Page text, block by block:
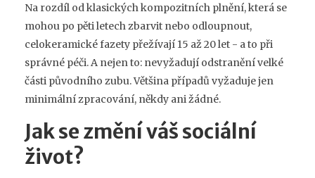
Na rozdíl od klasických kompozitních plnění, která se
mohou po pěti letech zbarvit nebo odloupnout,
celokeramické fazety přežívají 15 až 20 let - a to při
správné péči. A nejen to: nevyžadují odstranění velké
části původního zubu. Většina případů vyžaduje jen
minimální zpracování, někdy ani žádné.
Jak se změní váš sociální
život?